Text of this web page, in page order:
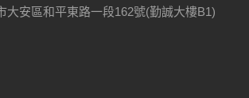
大安區和平東路一段162號(勤誠大樓B1)